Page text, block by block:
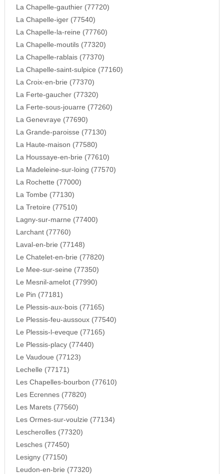
La Chapelle-gauthier (77720)
La Chapelle-iger (77540)
La Chapelle-la-reine (77760)
La Chapelle-moutils (77320)
La Chapelle-rablais (77370)
La Chapelle-saint-sulpice (77160)
La Croix-en-brie (77370)
La Ferte-gaucher (77320)
La Ferte-sous-jouarre (77260)
La Genevraye (77690)
La Grande-paroisse (77130)
La Haute-maison (77580)
La Houssaye-en-brie (77610)
La Madeleine-sur-loing (77570)
La Rochette (77000)
La Tombe (77130)
La Tretoire (77510)
Lagny-sur-marne (77400)
Larchant (77760)
Laval-en-brie (77148)
Le Chatelet-en-brie (77820)
Le Mee-sur-seine (77350)
Le Mesnil-amelot (77990)
Le Pin (77181)
Le Plessis-aux-bois (77165)
Le Plessis-feu-aussoux (77540)
Le Plessis-l-eveque (77165)
Le Plessis-placy (77440)
Le Vaudoue (77123)
Lechelle (77171)
Les Chapelles-bourbon (77610)
Les Ecrennes (77820)
Les Marets (77560)
Les Ormes-sur-voulzie (77134)
Lescherolles (77320)
Lesches (77450)
Lesigny (77150)
Leudon-en-brie (77320)